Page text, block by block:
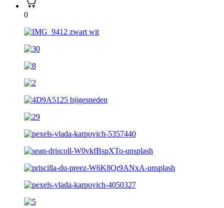
0